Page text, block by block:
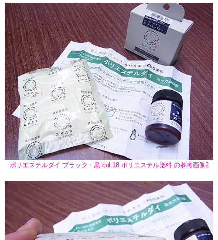
ポリエステルダイ ブラック・黒 col.18 ポリエステル染料 の参考画像2